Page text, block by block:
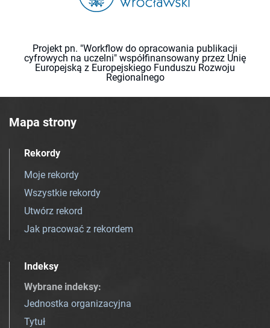
Projekt pn. "Workflow do opracowania publikacji
cyfrowych na uczelni" współfinansowany przez Unię
Europejską z Europejskiego Funduszu Rozwoju
Regionalnego
Mapa strony
Rekordy
Moje rekordy
Wszystkie rekordy
Utwórz rekord
Jak pracować z rekordem
Indeksy
Wybrane indeksy:
Jednostka organizacyjna
Tytuł